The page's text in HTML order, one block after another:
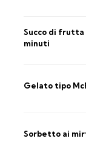
Succo di frutta
minuti
Gelato tipo
Sorbetto ai